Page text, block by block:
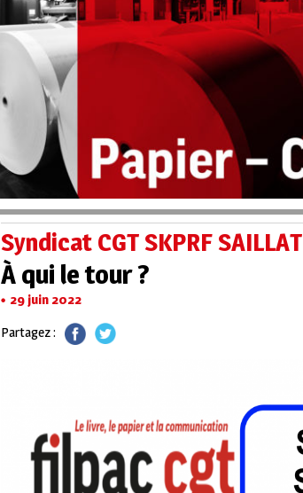
Syndicat CGT SKPRF SAILLAT
À qui le tour ?
29 juin 2022
Partagez :